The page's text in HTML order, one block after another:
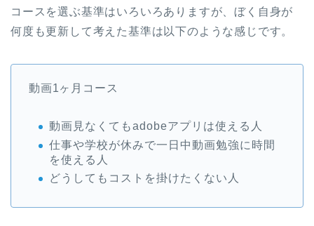
コースを選ぶ基準はいろいろありますが、ぼく自身が
何度も更新して考えた基準は以下のような感じです。
動画1ヶ月コース
動画見なくてもadobeアプリは使える人
仕事や学校が休みで一日中動画勉強に時間
を使える人
どうしてもコストを掛けたくない人